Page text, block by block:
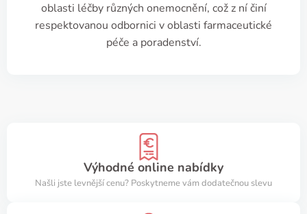
oblasti léčby různých onemocnění, což z ní činí
respektovanou odbornici v oblasti farmaceutické
péče a poradenství.
Výhodné online nabídky
Našli jste levnější cenu? Poskytneme vám dodatečnou slevu